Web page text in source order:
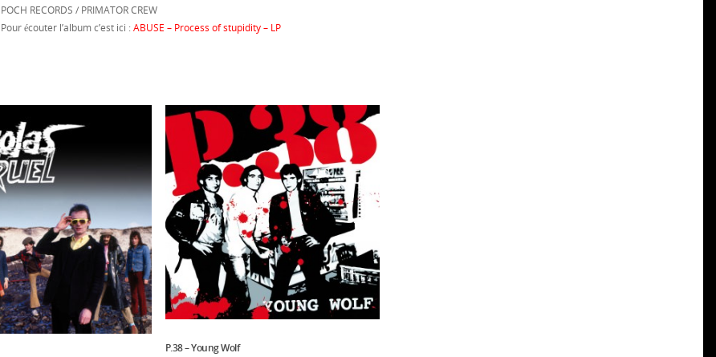
POCH RECORDS / PRIMATOR CREW
Pour écouter l’album c’est ici : ABUSE – Process of stupidity – LP
Ajouter Au Panier
P.38 – Young Wolf